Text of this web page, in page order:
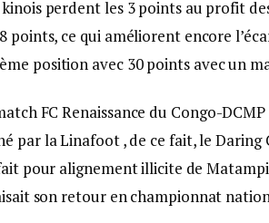
kinois perdent les 3 points au profit
points, ce qui améliorent encore
position avec 30 points avec un
FC Renaissance du Congo-
par la Linafoot , de ce fait, le Daring
pour alignement illicite de
son retour en championnat